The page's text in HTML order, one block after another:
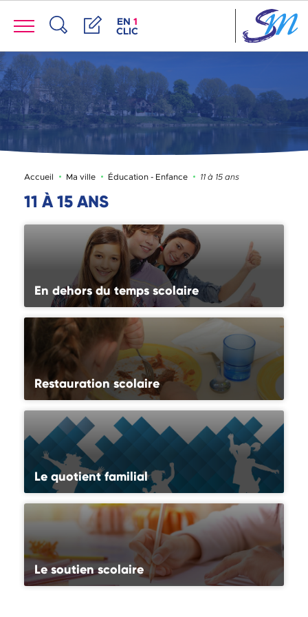
Menu ACCÈS DE LA FENÊTRE DES
EN 1
CLIC
Accueil Ma ville Éducation - Enfance Page active :
11 à 15 ans
11 À 15 ANS
En dehors du temps scolaire
Restauration scolaire
Le quotient familial
Le soutien scolaire
Panneau de gestion des cookies